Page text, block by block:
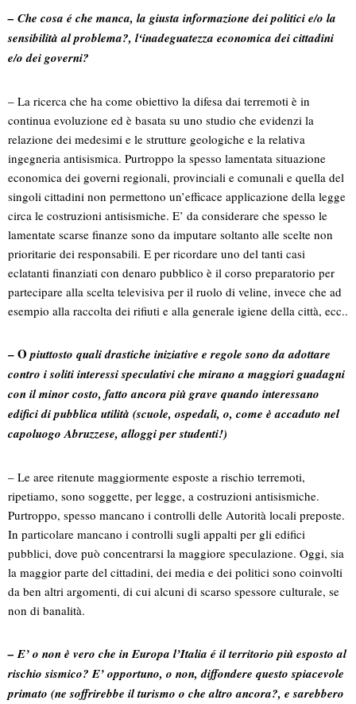
– Che cosa é che manca, la giusta informazione dei politici e/o la
sensibilità al problema?, l‘inadeguatezza economica dei cittadini
e/o dei governi?
– La ricerca che ha come obiettivo la difesa dai terremoti è in
continua evoluzione ed è basata su uno studio che evidenzi la
relazione dei medesimi e le strutture geologiche e la relativa
ingegneria antisismica. Purtroppo la spesso lamentata situazione
economica dei governi regionali, provinciali e comunali e quella del
singoli cittadini non permettono un’efficace applicazione della legge
circa le costruzioni antisismiche. E’ da considerare che spesso le
lamentate scarse finanze sono da imputare soltanto alle scelte non
prioritarie dei responsabili. E per ricordare uno del tanti casi
eclatanti finanziati con denaro pubblico è il corso preparatorio per
partecipare alla scelta televisiva per il ruolo di veline, invece che ad
esempio alla raccolta dei rifiuti e alla generale igiene della città, ecc..
– Opiuttosto quali drastiche iniziative e regole sono da adottare
contro i soliti interessi speculativi che mirano a maggiori guadagni
con il minor costo, fatto ancora più grave quando interessano
edifici di pubblica utilità (scuole, ospedali, o, come è accaduto nel
capoluogo Abruzzese, alloggi per studenti!)
– Le aree ritenute maggiormente esposte a rischio terremoti,
ripetiamo, sono soggette, per legge, a costruzioni antisismiche.
Purtroppo, spesso mancano i controlli delle Autorità locali preposte.
In particolare mancano i controlli sugli appalti per gli edifici
pubblici, dove può concentrarsi la maggiore speculazione. Oggi, sia
la maggior parte del cittadini, dei media e dei politici sono coinvolti
da ben altri argomenti, di cui alcuni di scarso spessore culturale, se
non di banalità.
– E’ o non è vero che in Europa l’Italia é il territorio più esposto al
rischio sismico? E’ opportuno, o non, diffondere questo spiacevole
primato (ne soffrirebbe il turismo o che altro ancora?, e sarebbero